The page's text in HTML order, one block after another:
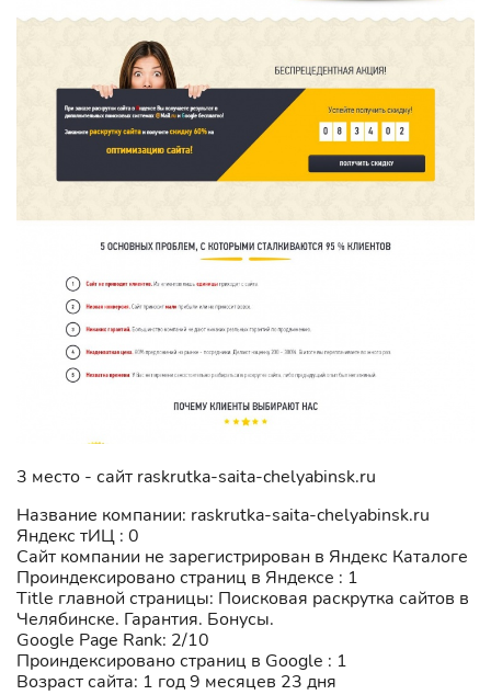
3 место - сайт raskrutka-saita-chelyabinsk.ru
Название компании: raskrutka-saita-chelyabinsk.ru
Яндекс тИЦ : 0
Сайт компании не зарегистрирован в Яндекс Каталоге
Проиндексировано страниц в Яндексе : 1
Title главной страницы: Поисковая раскрутка сайтов в
Челябинске. Гарантия. Бонусы.
Google Page Rank: 2/10
Проиндексировано страниц в Google : 1
Возраст сайта: 1 год 9 месяцев 23 дня